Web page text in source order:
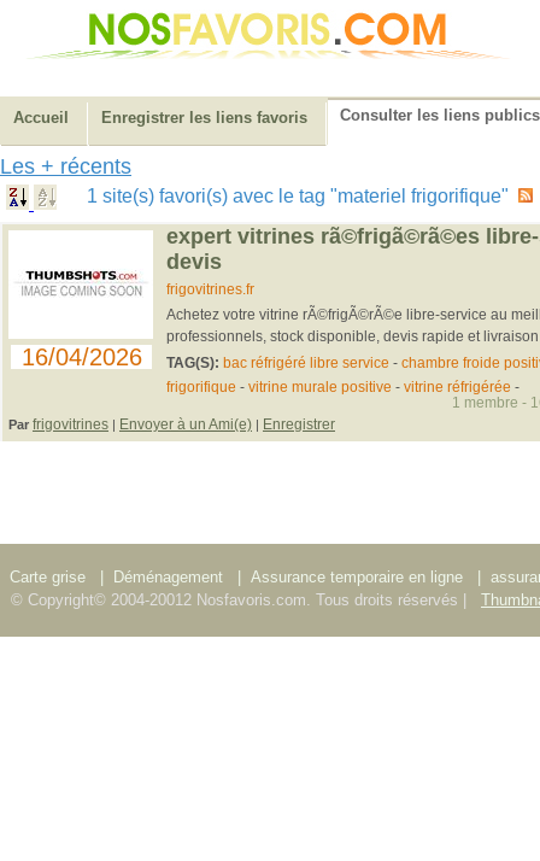
Accueil Enregistrer les liens favoris Consulter les liens publics
Les + récents
1 site(s) favori(s) avec le tag "materiel frigorifique"
16/04/2026
expert vitrines rã©frigã©rã©es
devis
frigovitrines.fr
Achetez votre vitrine rÃ©frigÃ©rÃ©e libre-service au
professionnels, stock disponible, devis rapide et
TAG(S): bac réfrigéré libre service - chambre froide
frigorifique - vitrine murale positive - vitrine réfrigérée -
Par frigovitrines | Envoyer à un Ami(e) | Enregistrer
1 membre -
Carte grise Déménagement Assurance temporaire en ligne
© Copyright© 2004-20012 Nosfavoris.com. Tous droits réservés |